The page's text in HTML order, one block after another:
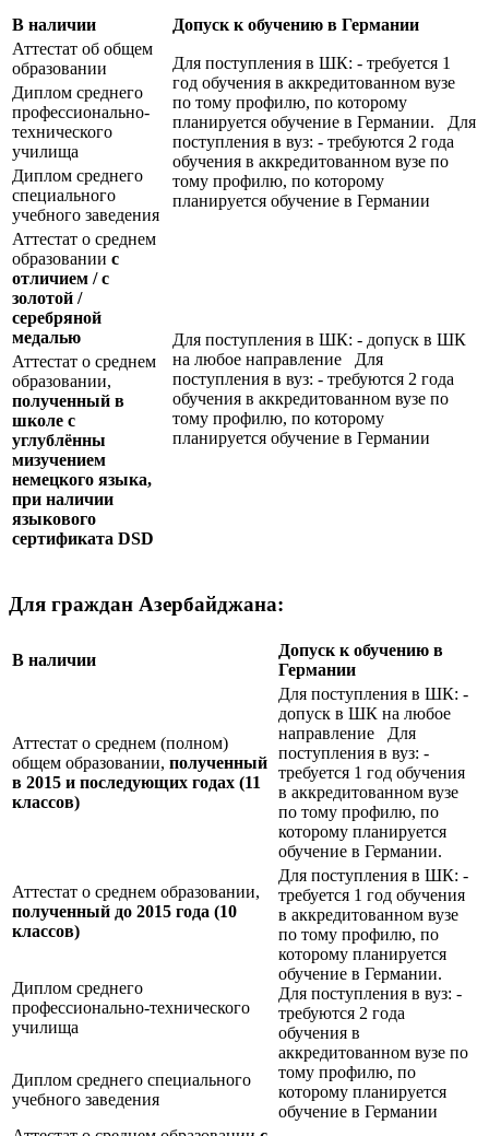
В наличии
Допуск к обучению в Германии
Аттестат об общем
образовании
Для поступления в ШК: - требуется 1
год обучения в аккредитованном вузе
по тому профилю, по которому
планируется обучение в Германии. Для
поступления в вуз: - требуются 2 года
обучения в аккредитованном вузе по
тому профилю, по которому
планируется обучение в Германии
Диплом среднего
профессионально-
технического
училища
Диплом среднего
специального
учебного заведения
Аттестат о среднем
образовании с
отличием / с
золотой /
серебряной
медалью
Для поступления в ШК: - допуск в ШК
на любое направление Для
поступления в вуз: - требуются 2 года
обучения в аккредитованном вузе по
тому профилю, по которому
планируется обучение в Германии
Аттестат о среднем
образовании,
полученный в
школе с
углублённы
мизучением
немецкого языка,
при наличии
языкового
сертификата DSD
Для граждан Азербайджана:
В наличии
Допуск к обучению в
Германии
Аттестат о среднем (полном)
общем образовании, полученный
в 2015 и последующих годах (11
классов)
Для поступления в ШК: -
допуск в ШК на любое
направление Для
поступления в вуз: -
требуется 1 год обучения
в аккредитованном вузе
по тому профилю, по
которому планируется
обучение в Германии.
Аттестат о среднем образовании,
полученный до 2015 года (10
классов)
Для поступления в ШК: -
требуется 1 год обучения
в аккредитованном вузе
по тому профилю, по
которому планируется
обучение в Германии.
Для поступления в вуз: -
требуются 2 года
обучения в
аккредитованном вузе по
тому профилю, по
которому планируется
обучение в Германии
Диплом среднего
профессионально-технического
училища
Диплом среднего специального
учебного заведения